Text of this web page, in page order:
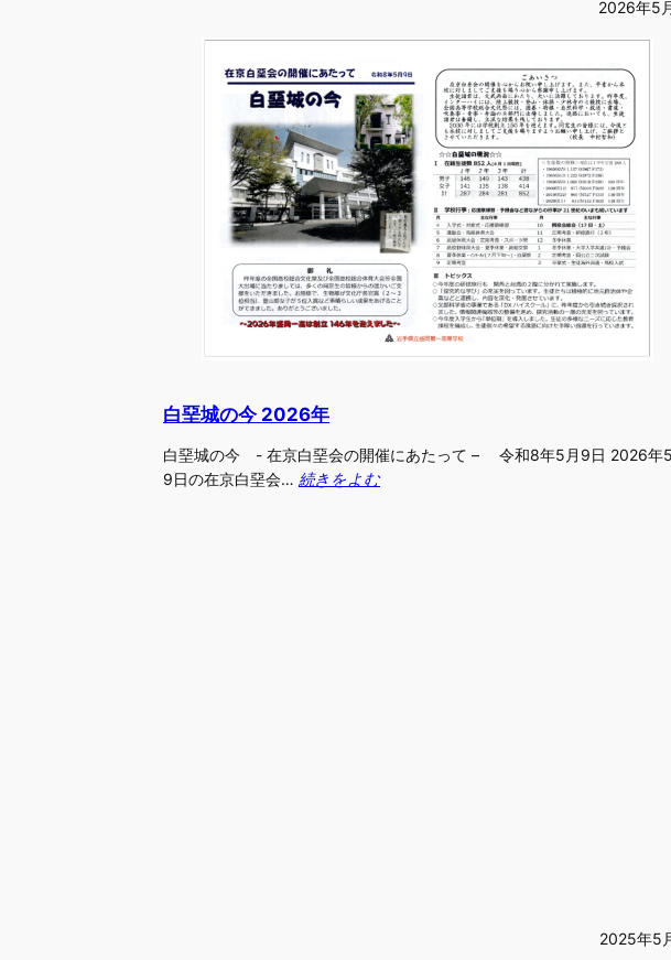
2026年5
白堊城の今 2026年
白堊城の今 - 在京白堊会の開催にあたって – 令和8年5月9日 2026年
9日の在京白堊会… 続きをよむ
2025年5